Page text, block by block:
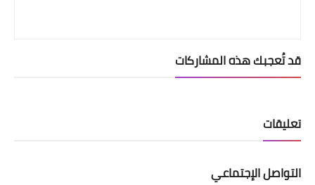
قد تُعجبك هذه المشاركات
تعليقات
التواصل الإجتماعي